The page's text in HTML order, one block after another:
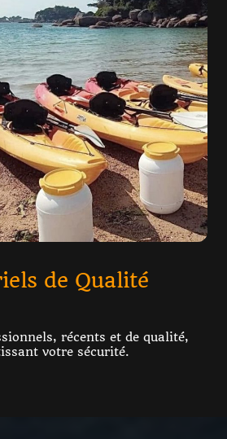
de Qualité
récents et de qualité,
votre sécurité.